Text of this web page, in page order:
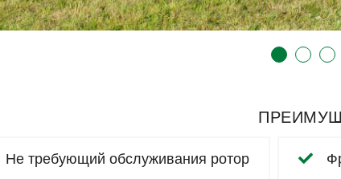
Не требующий обслуживания ротор